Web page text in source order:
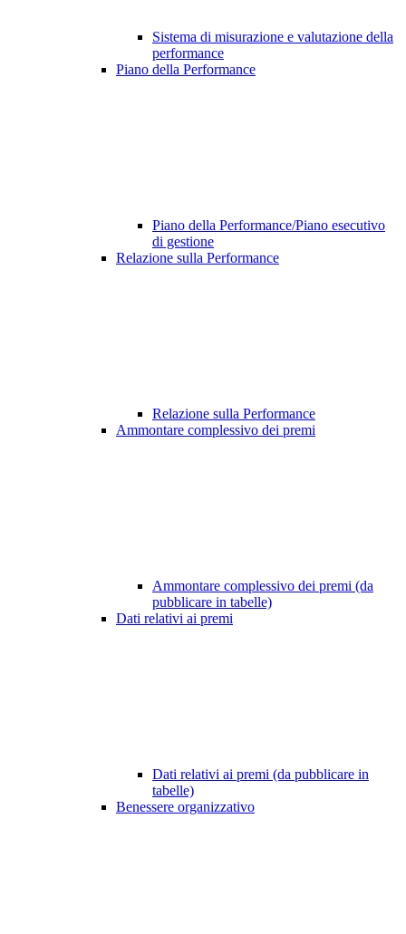
Sistema di misurazione e valutazione della
performance
Piano della Performance
Piano della Performance/Piano esecutivo
di gestione
Relazione sulla Performance
Relazione sulla Performance
Ammontare complessivo dei premi
Ammontare complessivo dei premi (da
pubblicare in tabelle)
Dati relativi ai premi
Dati relativi ai premi (da pubblicare in
tabelle)
Benessere organizzativo